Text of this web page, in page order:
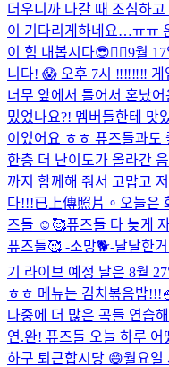
더우니까 나갈 때 조심하
이 기다리게하네요…ㅠㅠ
이 힘 내봅시다😎❤️‍🔥9월
니다! 😱 오후 7시 ‼️‼️‼️‼️
너무 앞에서 틀어서 혼났
밌었나요?! 멤버들한테 맛
이었어요 ㅎㅎ 퓨즈들과도
한층 더 난이도가 올라간
까지 함께해 줘서 고맙고
다!!!已上傳照片。 오늘은
즈들 ☺️🥰퓨즈들 다 늦게
퓨즈들🥰 -소망🐕-달달한
기 라이브 예정 날은 8월
ㅎㅎ 메뉴는 김치볶음밥
나중에 더 많은 곡들 연습
연.완! 퓨즈들 오늘 하루 어
하구 퇴근합시당 😄월요일